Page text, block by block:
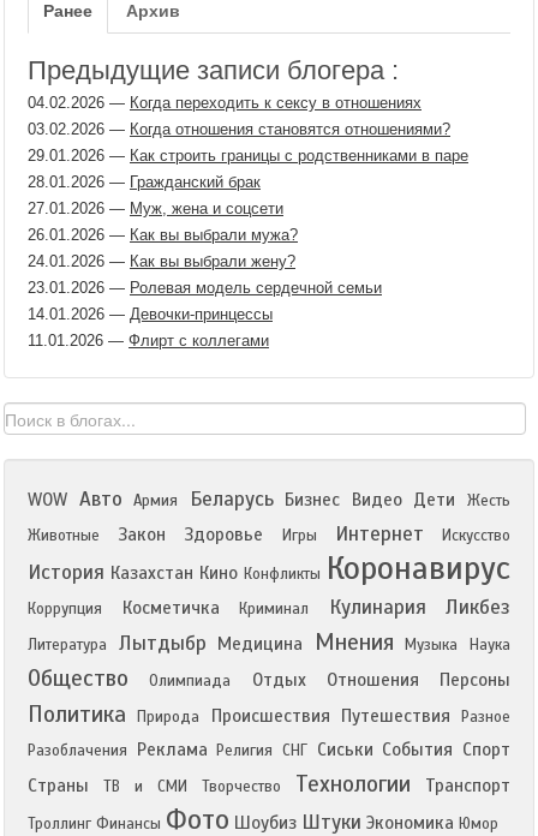
Ранее Архив
Предыдущие записи блогера :
04.02.2026 — Когда переходить к сексу в отношениях
03.02.2026 — Когда отношения становятся отношениями?
29.01.2026 — Как строить границы с родственниками в паре
28.01.2026 — Гражданский брак
27.01.2026 — Муж, жена и соцсети
26.01.2026 — Как вы выбрали мужа?
24.01.2026 — Как вы выбрали жену?
23.01.2026 — Ролевая модель сердечной семьи
14.01.2026 — Девочки-принцессы
11.01.2026 — Флирт с коллегами
WOW Авто Армия Беларусь Бизнес Видео Дети
Жесть
Животные
Закон Здоровье Игры Интернет Искусство
История Казахстан Кино Конфликты Коронавирус
Коррупция Косметичка Криминал Кулинария Ликбез
Литература Лытдыбр Медицина Мнения Музыка Наука
Общество Олимпиада Отдых Отношения Персоны
Политика Природа Происшествия Путешествия
Разное
Разоблачения
Реклама Религия СНГ Сиськи События Спорт
Страны
ТВ и СМИ Творчество Технологии Транспорт
Троллинг Финансы Фото Шоубиз Штуки Экономика Юмор